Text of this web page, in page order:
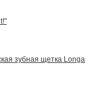
зубная щетка Longa